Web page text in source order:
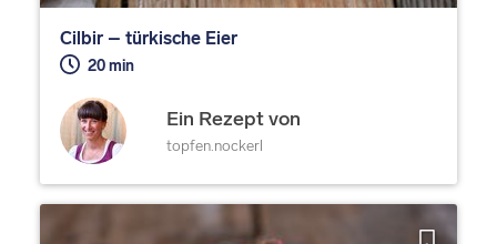
Cilbir – türkische Eier
20 min
Ein Rezept von
topfen.nockerl